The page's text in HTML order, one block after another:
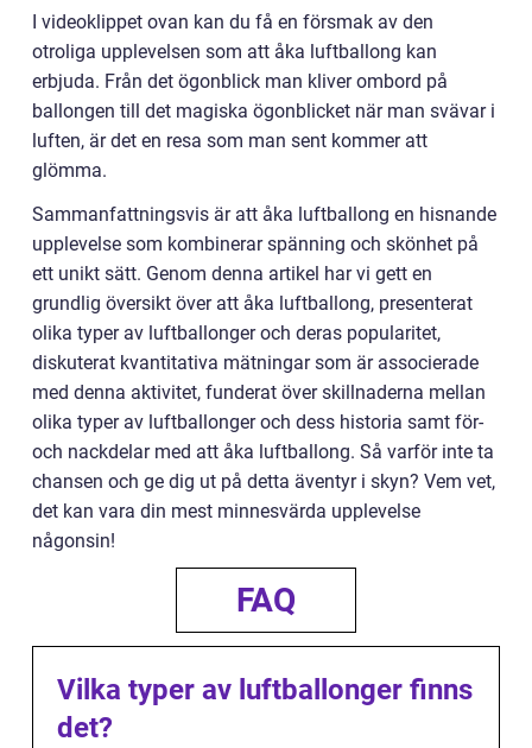
I videoklippet ovan kan du få en försmak av den
otroliga upplevelsen som att åka luftballong kan
erbjuda. Från det ögonblick man kliver ombord på
ballongen till det magiska ögonblicket när man svävar i
luften, är det en resa som man sent kommer att
glömma.
Sammanfattningsvis är att åka luftballong en hisnande
upplevelse som kombinerar spänning och skönhet på
ett unikt sätt. Genom denna artikel har vi gett en
grundlig översikt över att åka luftballong, presenterat
olika typer av luftballonger och deras popularitet,
diskuterat kvantitativa mätningar som är associerade
med denna aktivitet, funderat över skillnaderna mellan
olika typer av luftballonger och dess historia samt för-
och nackdelar med att åka luftballong. Så varför inte ta
chansen och ge dig ut på detta äventyr i skyn? Vem vet,
det kan vara din mest minnesvärda upplevelse
någonsin!
FAQ
Vilka typer av luftballonger finns
det?